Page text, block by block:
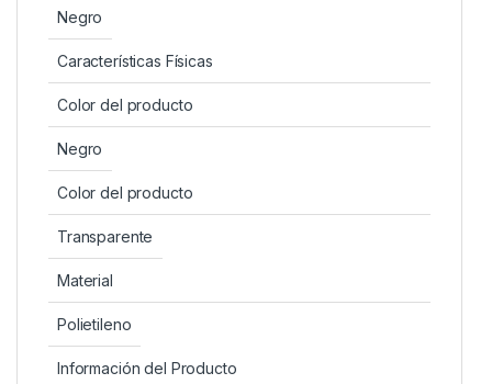
Negro
Características Físicas
Color del producto
Negro
Color del producto
Transparente
Material
Polietileno
Información del Producto